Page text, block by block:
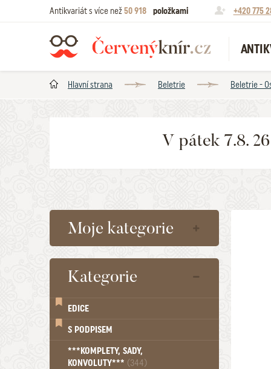
Antikvariát s více než50 918 položkami +420 775
Hlavní strana Beletrie Beletrie -
V pátek 7.8.
Moje kategorie
Kategorie
EDICE
S PODPISEM
***KOMPLETY, SADY,
KONVOLUTY*** (344)